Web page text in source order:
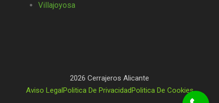
Villajoyosa
2026 Cerrajeros Alicante
Aviso LegalPolitica De PrivacidadPolitica De Cookies